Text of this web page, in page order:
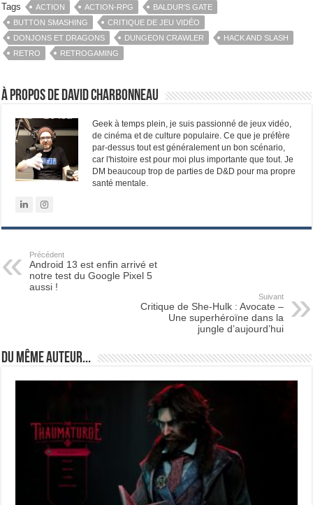
Tags ACTION ACTION-RPG
BALDUR'S GATE
BUTTON SMASHING
CRITIQUE DE JEU VIDÉO
DONJONS ET DRAGONS
DUNGEON CRAWLER
HACK AND SLASH
RETRO
RETROGAMING
À propos de David Charbonneau
Geek à temps plein, je suis passionné de jeux vidéo,
de cinéma et de culture populaire. Ce que je préfère
par-dessus tout est généralement un bon scénario,
car l'histoire est pour moi plus importante que tout. Je
DM beaucoup trop de parties de D&D pour ma propre
santé mentale.
Précédent
Android 13 est enfin arrivé et
notre test du Google Pixel 5
aussi !
Suivant
Critique de She-Hulk : Avocate –
Une superhéroïne dans la
jungle d’aujourd’hui
Du même auteur...